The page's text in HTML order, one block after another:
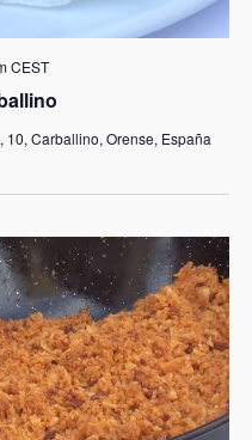
CEST
10, Carballino, Orense, España